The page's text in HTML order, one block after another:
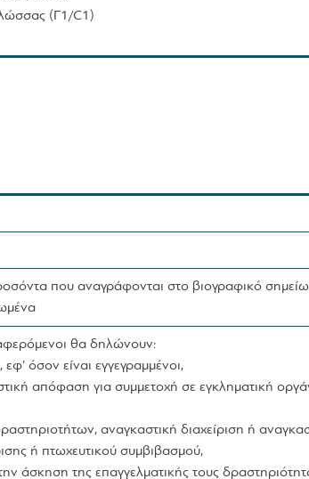
(Γ1/C1)
που αναγράφονται στο βιογραφικό
θα δηλώνουν:
όσον είναι εγγεγραμμένοι,
απόφαση για συμμετοχή σε εγκληματική
αναγκαστική διαχείριση ή
ή πτωχευτικού συμβιβασμού,
άσκηση της επαγγελματικής τους